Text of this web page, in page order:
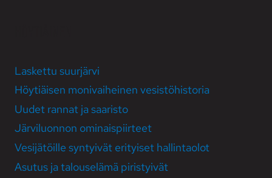
Laskettu suurjärvi
Höytiäisen moni­vaiheinen vesistö­historia
Uudet rannat ja saaristo
Järvi­luonnon ominais­piirteet
Vesi­jätöille syntyivät erityiset hallinta­olot
Asutus ja talous­elämä piristyivät